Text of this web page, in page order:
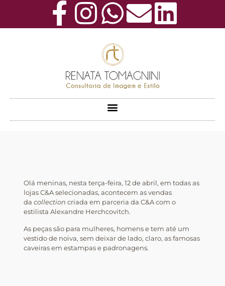
Olá meninas, nesta terça-feira, 12 de abril, em todas as
lojas C&A selecionadas, acontecem as vendas
da collection criada em parceria da C&A com o
estilista Alexandre Herchcovitch.
As peças são para mulheres, homens e tem até um
vestido de noiva, sem deixar de lado, claro, as famosas
caveiras em estampas e padronagens.